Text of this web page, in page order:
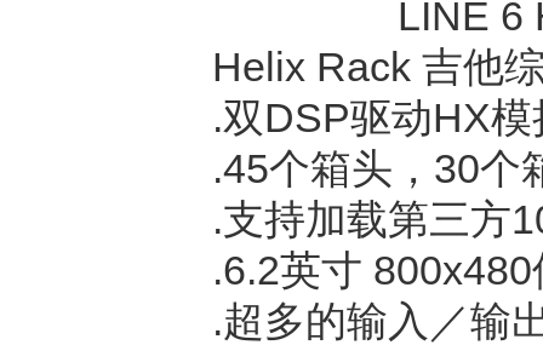
LINE 6
Helix Rack 吉他
.双DSP驱动HX
.45个箱头，30个
.支持加载第三方
.6.2英寸
.超多的输入／输